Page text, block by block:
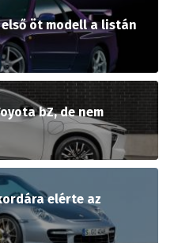
öt modell a listán
bZ, de nem
elérte az